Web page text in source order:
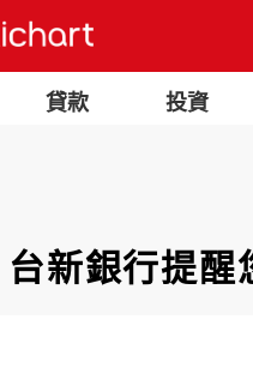
貸款 投資
新銀行提醒